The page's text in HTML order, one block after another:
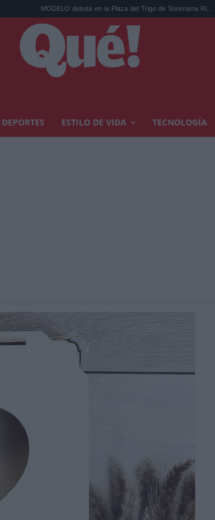
MODELO debuta en la Plaza del Trigo de Sonorama Ri... Eclipse
DEPORTES ESTILO DE VIDA TECNOLOGÍA